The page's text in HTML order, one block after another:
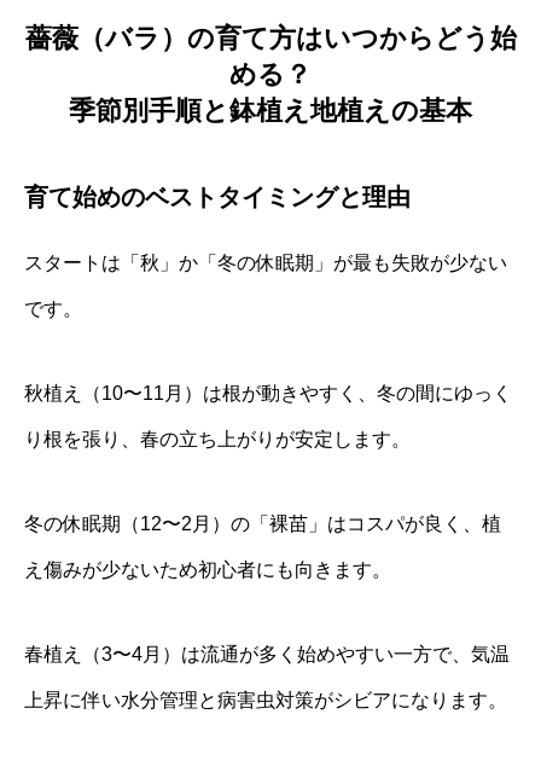
薔薇（バラ）の育て方はいつからどう始
める？
季節別手順と鉢植え地植えの基本
育て始めのベストタイミングと理由
スタートは「秋」か「冬の休眠期」が最も失敗が少ない
です。
秋植え（10〜11月）は根が動きやすく、冬の間にゆっく
り根を張り、春の立ち上がりが安定します。
冬の休眠期（12〜2月）の「裸苗」はコスパが良く、植
え傷みが少ないため初心者にも向きます。
春植え（3〜4月）は流通が多く始めやすい一方で、気温
上昇に伴い水分管理と病害虫対策がシビアになります。